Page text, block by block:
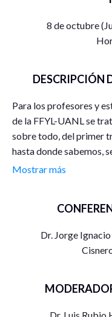
8 de octubre
DESCRIPCIÓN
Para los profesores y
de la FFYL-UANL se
sobre todo, del primer
hasta donde sabemos,
interpretación
pragmática en la que el
corriente de la vida y
al lenguaje académico.
investigación de este
Mostrar más
Dr. Jorge
Dr. Luis Rubio